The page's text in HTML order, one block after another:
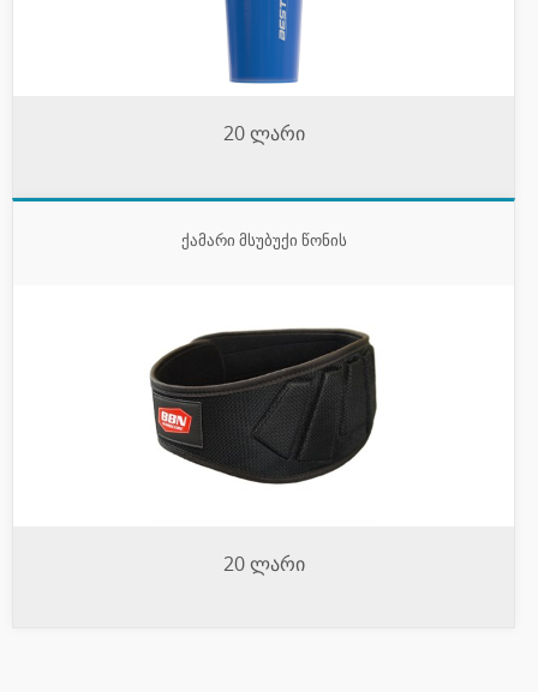
20 ლარი
ქამარი მსუბუქი წონის
20 ლარი